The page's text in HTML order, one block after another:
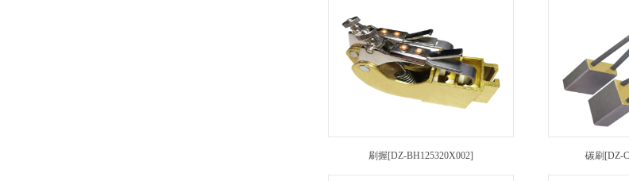
刷握[DZ-BH125320X002] 碳刷[DZ-